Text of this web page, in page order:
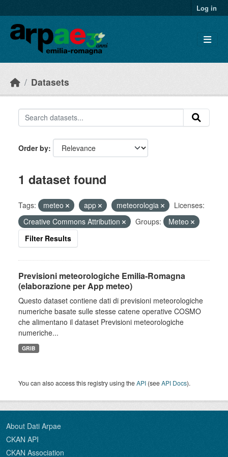
Log in
Datasets
Order by
1 dataset found
Tags: meteo app meteorologia
Licenses:
Creative Commons Attribution
Groups:
Meteo
Filter Results
Previsioni meteorologiche Emilia-Romagna
(elaborazione per App meteo)
Questo dataset contiene dati di previsioni meteorologiche
numeriche basate sulle stesse catene operative COSMO
che alimentano il dataset Previsioni meteorologiche
numeriche...
GRIB
You can also access this registry using theAPI (seeAPI Docs).
About Dati Arpae
CKAN API
CKAN Association